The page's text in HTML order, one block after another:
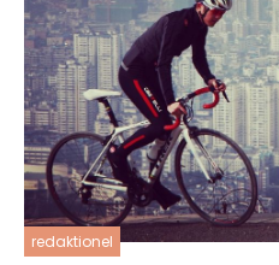
redaktionel